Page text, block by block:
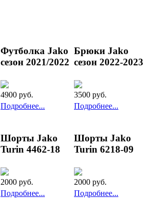
Футболка Jako
сезон 2021/2022
4900 руб.
Подробнее...
Шорты Jako
Turin 4462-18
2000 руб.
Подробнее...
Брюки Jako
сезон 2022-2023
3500 руб.
Подробнее...
Шорты Jako
Turin 6218-09
2000 руб.
Подробнее...